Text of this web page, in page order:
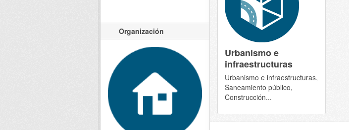
Urbanismo e
infraestructuras
Urbanismo e infraestructuras,
Saneamiento público,
Construcción...
Organización